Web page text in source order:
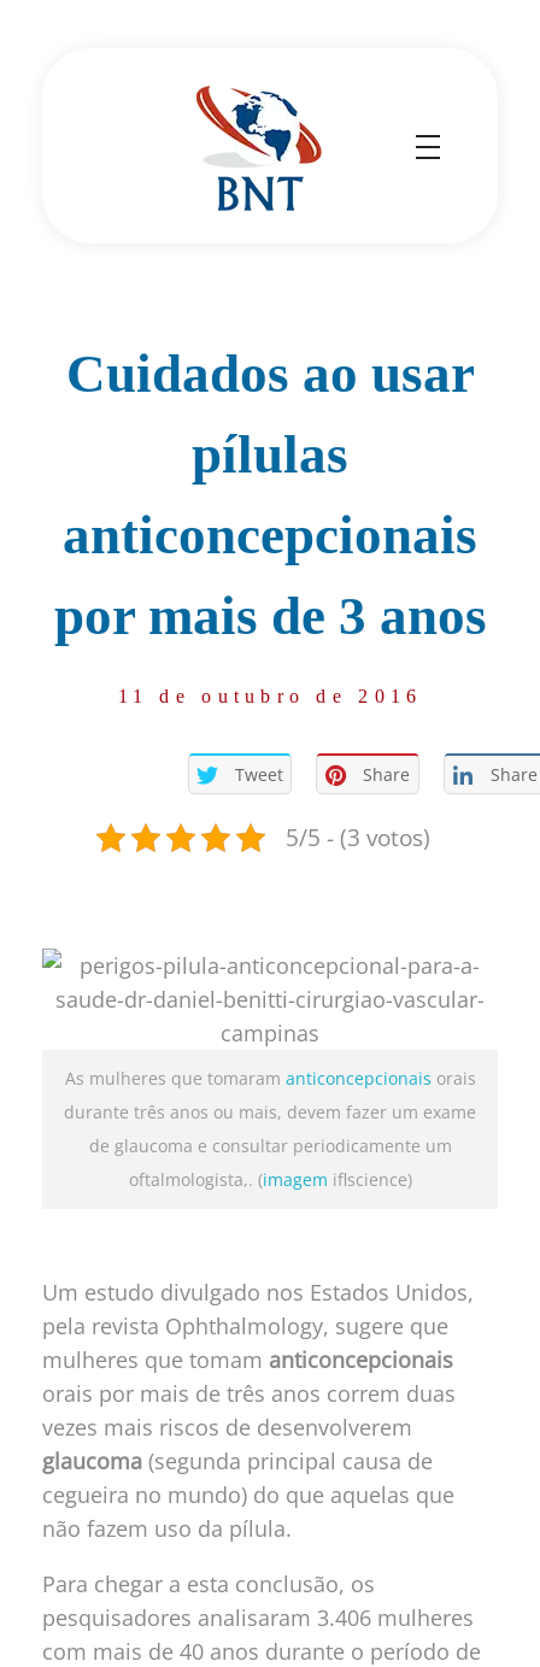
Cuidados ao usar
pílulas
anticoncepcionais
por mais de 3 anos
11 de outubro de 2016
Tweet Share Share
5/5 - (3 votos)
As mulheres que tomaram anticoncepcionais orais
durante três anos ou mais, devem fazer um exame
de glaucoma e consultar periodicamente um
oftalmologista,. (imagem iflscience)
Um estudo divulgado nos Estados Unidos,
pela revista Ophthalmology, sugere que
mulheres que tomam anticoncepcionais
orais por mais de três anos correm duas
vezes mais riscos de desenvolverem
glaucoma (segunda principal causa de
cegueira no mundo) do que aquelas que
não fazem uso da pílula.
Para chegar a esta conclusão, os
pesquisadores analisaram 3.406 mulheres
com mais de 40 anos durante o período de